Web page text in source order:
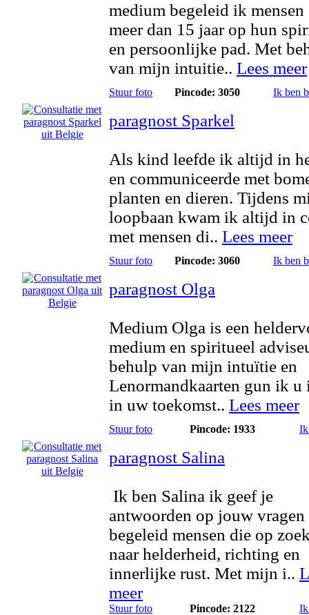
medium begeleid ik mensen
meer dan 15 jaar op hun
en persoonlijke pad. Met
van mijn intuitie.. Lees meer
Stuur foto Pincode: 3050 Ik ben
paragnost Sparkel
Als kind leefde ik altijd in
en communiceerde met
planten en dieren. Tijdens
loopbaan kwam ik altijd in
met mensen di.. Lees meer
Stuur foto Pincode: 3060 Ik ben
paragnost Olga
Medium Olga is een
medium en spiritueel
behulp van mijn intuïtie en
Lenormandkaarten gun ik u
in uw toekomst.. Lees meer
Stuur foto Pincode: 1933 Ik
paragnost Salina
Ik ben Salina ik geef je
antwoorden op jouw vragen
begeleid mensen die op
naar helderheid, richting en
innerlijke rust. Met mijn i..
meer
Stuur foto Pincode: 2122 Ik